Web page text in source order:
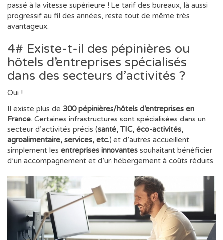
passé à la vitesse supérieure ! Le tarif des bureaux, là aussi
progressif au fil des années, reste tout de même très
avantageux.
4# Existe-t-il des pépinières ou
hôtels d’entreprises spécialisés
dans des secteurs d’activités ?
Oui !
Il existe plus de 300 pépinières/hôtels d’entreprises en
France. Certaines infrastructures sont spécialisées dans un
secteur d’activités précis (santé, TIC, éco-activités,
agroalimentaire, services, etc.) et d’autres accueillent
simplement les entreprises innovantes souhaitant bénéficier
d’un accompagnement et d’un hébergement à coûts réduits.